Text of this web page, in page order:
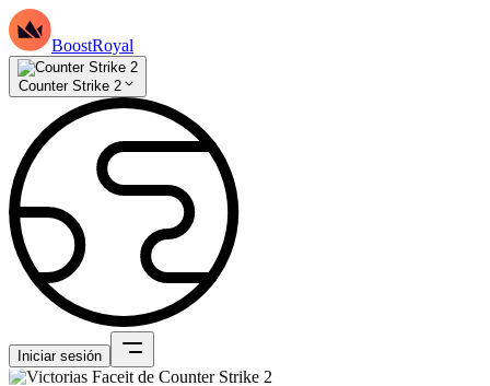
BoostRoyal
Counter Strike 2
Iniciar sesión